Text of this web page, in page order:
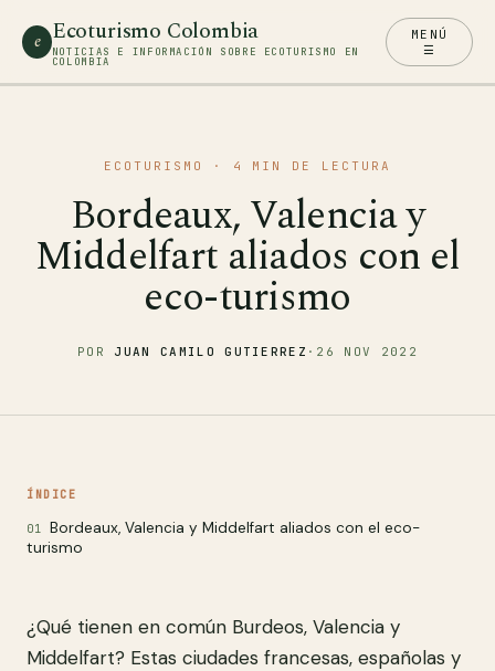
e Ecoturismo Colombia
NOTICIAS E INFORMACIÓN SOBRE ECOTURISMO EN
COLOMBIA
MENÚ
☰
ECOTURISMO · 4 MIN DE LECTURA
Bordeaux, Valencia y
Middelfart aliados con el
eco-turismo
POR JUAN CAMILO GUTIERREZ · 26 NOV 2022
ÍNDICE
Bordeaux, Valencia y Middelfart aliados con el eco-
turismo
¿Qué tienen en común Burdeos, Valencia y
Middelfart? Estas ciudades francesas, españolas y